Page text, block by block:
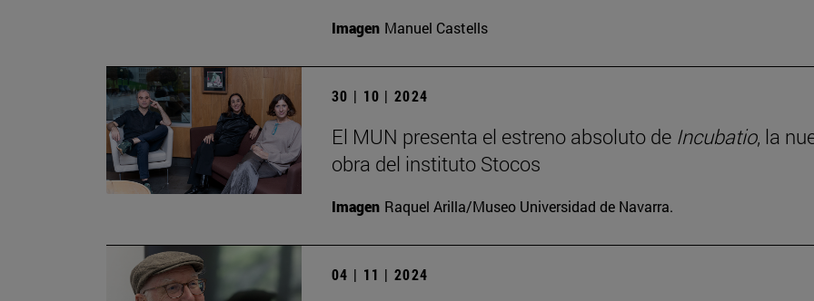
Imagen Manuel Castells
30 | 10 | 2024
El MUN presenta el estreno absoluto de Incubatio, la
obra del instituto Stocos
Imagen Raquel Arilla/Museo Universidad de Navarra.
04 | 11 | 2024